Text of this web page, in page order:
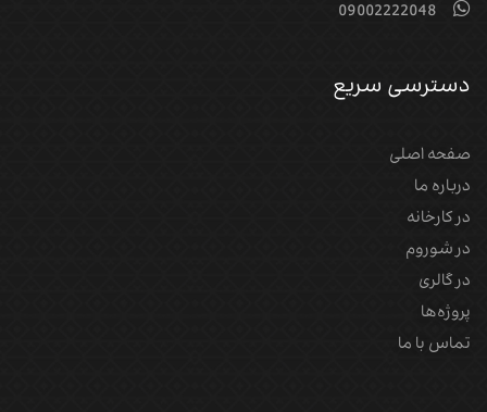
09002222048
دسترسی سریع
صفحه اصلی
درباره ما
در کارخانه
در شوروم
در گالری
پروژه‌‌ها
تماس با ما